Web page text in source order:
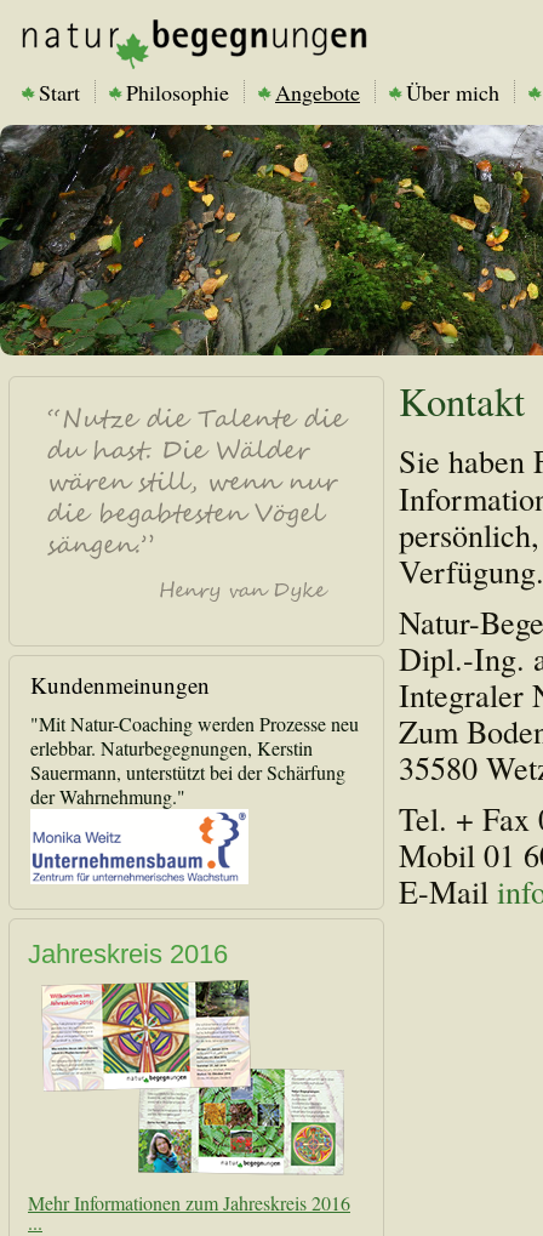
Start Philosophie Angebote Über mich
Kundenmeinungen
"Mit Natur-Coaching werden Prozesse neu
erlebbar. Naturbegegnungen, Kerstin
Sauermann, unterstützt bei der Schärfung
der Wahrnehmung."
Jahreskreis 2016
Mehr Informationen zum Jahreskreis 2016
...
Kontakt
Sie haben
Verfügung.
Natur-
Dipl.-Ing.
Integraler
Zum
35580
Tel. + Fax
Mobil 01
E-Mail